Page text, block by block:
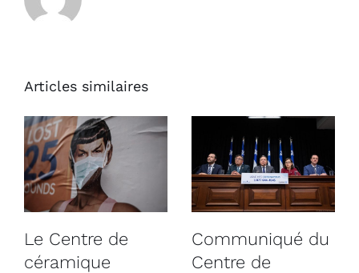
Articles similaires
Le Centre de
céramique
Communiqué du
Centre de